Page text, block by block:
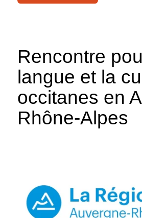
Rencontre
langue et la
occitanes en
Rhône-Alpes